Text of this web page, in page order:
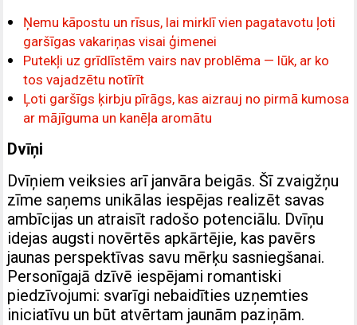
Ņemu kāpostu un rīsus, lai mirklī vien pagatavotu ļoti
garšīgas vakariņas visai ģimenei
Putekļi uz grīdlīstēm vairs nav problēma — lūk, ar ko
tos vajadzētu notīrīt
Ļoti garšīgs ķirbju pīrāgs, kas aizrauj no pirmā kumosa
ar mājīguma un kanēļa aromātu
Dvīņi
Dvīņiem veiksies arī janvāra beigās. Šī zvaigžņu
zīme saņems unikālas iespējas realizēt savas
ambīcijas un atraisīt radošo potenciālu. Dvīņu
idejas augsti novērtēs apkārtējie, kas pavērs
jaunas perspektīvas savu mērķu sasniegšanai.
Personīgajā dzīvē iespējami romantiski
piedzīvojumi: svarīgi nebaidīties uzņemties
iniciatīvu un būt atvērtam jaunām paziņām.